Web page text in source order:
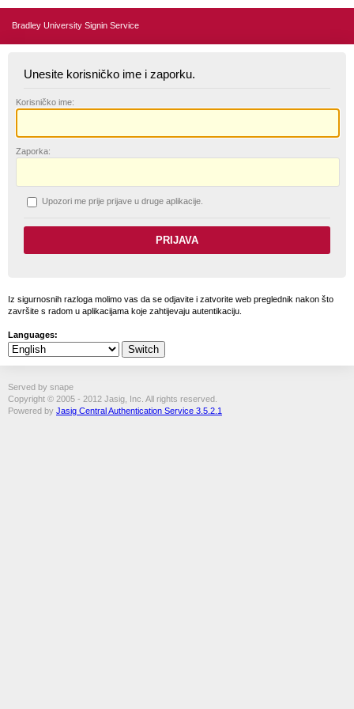
Bradley University Signin Service
Unesite korisničko ime i zaporku.
Korisničko ime:
Zaporka:
Upozori me prije prijave u druge aplikacije.
Iz sigurnosnih razloga molimo vas da se odjavite i zatvorite web preglednik nakon što
završite s radom u aplikacijama koje zahtijevaju autentikaciju.
Languages:
Served by snape
Copyright © 2005 - 2012 Jasig, Inc. All rights reserved.
Powered by Jasig Central Authentication Service 3.5.2.1